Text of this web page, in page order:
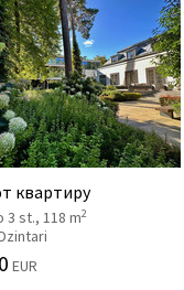
квартиру
3 st., 118 m2
EUR